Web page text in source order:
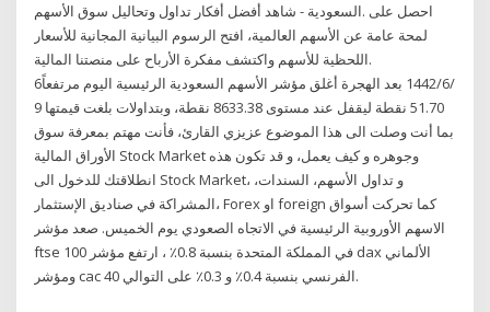
شاهد أفضل أفكار تداول وتحاليل سوق الأسهم - ‎السعودية‎. احصل على
لمحة عامة عن الأسهم العالمية، افتح الرسوم البيانية المجانية للأسعار
اللحظية للأسهم واكتشف مفكرة الأرباح على منصتنا المالية.
6‏‏/6‏‏/1442 بعد الهجرة أغلق مؤشر الأسهم السعودية الرئيسية اليوم مرتفعاً
51.70 نقطة ليقفل عند مستوى 8633.38 نقطة، وبتداولات بلغت قيمتها 9
بما أنت وصلت الى هذا الموضوع عزيزي القارئ، فأنت مهتم بمعرفة سوق
الأوراق المالية Stock Market وجوهره و كيف يعمل، و قد تكون هذه
انطلاقتك للدخول الى Stock Market، و تداول الأسهم، السندات،
المشراكة في صناديق الإستثمار، Forex او foreign كما تحركت أسواق
الاسهم الأوروبية الرئيسية في الاتجاه الصعودي يوم الخميس. صعد مؤشر
ftse 100 في المملكة المتحدة بنسبة 0.8٪ ، ارتفع مؤشر dax الألماني
ومؤشر cac 40 الفرنسي بنسبة 0.4٪ و 0.3٪ على التوالي.